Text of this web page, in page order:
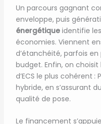
Un parcours gagnant
enveloppe, puis
énergétiqueidentifie
économies. Viennent
d’étanchéité, parfois en
budget. Enfin, on
d’ECS le plus cohérent :
hybride, en s’assurant du
qualité de pose.
Le financement